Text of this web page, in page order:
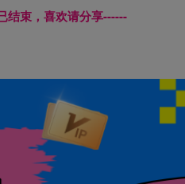
结束，喜欢请分享------